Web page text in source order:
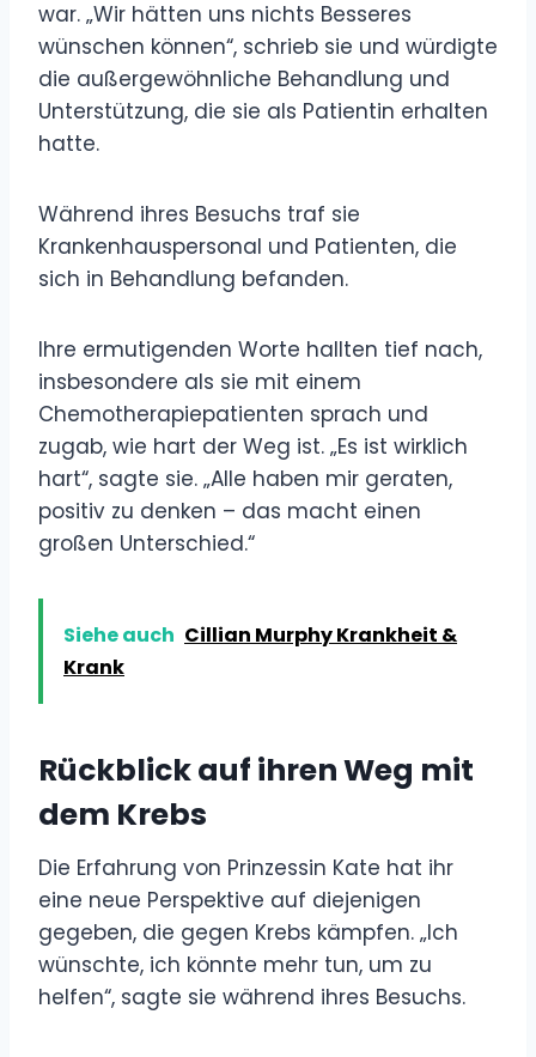
war. „Wir hätten uns nichts Besseres
wünschen können“, schrieb sie und würdigte
die außergewöhnliche Behandlung und
Unterstützung, die sie als Patientin erhalten
hatte.
Während ihres Besuchs traf sie
Krankenhauspersonal und Patienten, die
sich in Behandlung befanden.
Ihre ermutigenden Worte hallten tief nach,
insbesondere als sie mit einem
Chemotherapiepatienten sprach und
zugab, wie hart der Weg ist. „Es ist wirklich
hart“, sagte sie. „Alle haben mir geraten,
positiv zu denken – das macht einen
großen Unterschied.“
Siehe auch Cillian Murphy Krankheit &
Krank
Rückblick auf ihren Weg mit
dem Krebs
Die Erfahrung von Prinzessin Kate hat ihr
eine neue Perspektive auf diejenigen
gegeben, die gegen Krebs kämpfen. „Ich
wünschte, ich könnte mehr tun, um zu
helfen“, sagte sie während ihres Besuchs.